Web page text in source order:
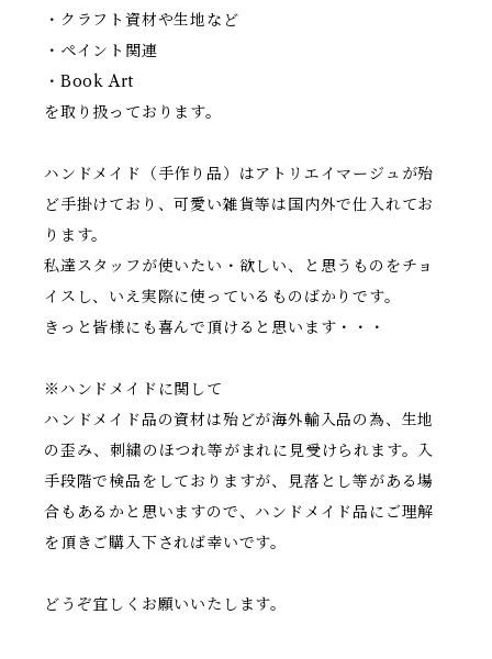
・クラフト資材や生地など
・ペイント関連
・Book Art
を取り扱っております。
ハンドメイド（手作り品）はアトリエイマージュが殆
ど手掛けており、可愛い雑貨等は国内外で仕入れてお
ります。
私達スタッフが使いたい・欲しい、と思うものをチョ
イスし、いえ実際に使っているものばかりです。
きっと皆様にも喜んで頂けると思います・・・
※ハンドメイドに関して
ハンドメイド品の資材は殆どが海外輸入品の為、生地
の歪み、刺繍のほつれ等がまれに見受けられます。入
手段階で検品をしておりますが、見落とし等がある場
合もあるかと思いますので、ハンドメイド品にご理解
を頂きご購入下されば幸いです。
どうぞ宜しくお願いいたします。